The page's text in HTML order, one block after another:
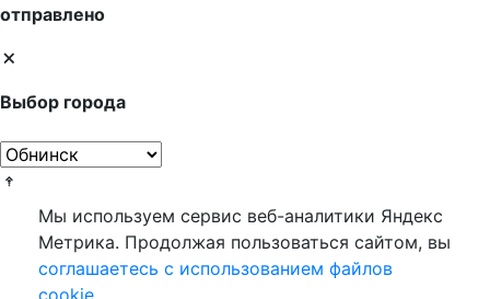
отправлено
Выбор города
Мы используем сервис веб-аналитики Яндекс
Метрика. Продолжая пользоваться сайтом, вы
соглашаетесь с использованием файлов
cookie